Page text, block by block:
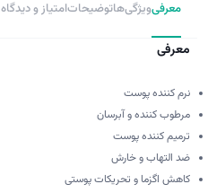
معرفیویژگی‌هاتوضیحاتامتیاز و دیدگاه
معرفی
نرم کننده پوست
مرطوب کننده و آبرسان
ترمیم کننده پوست
ضد التهاب و خارش
کاهش اگزما و تحریکات پوستی